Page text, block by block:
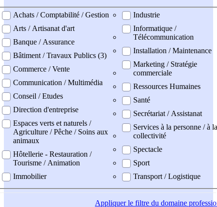
professionel
Achats / Comptabilité / Gestion
Arts / Artisanat d'art
Banque / Assurance
Bâtiment / Travaux Publics (3)
Commerce / Vente
Communication / Multimédia
Conseil / Etudes
Direction d'entreprise
Espaces verts et naturels /
Agriculture / Pêche / Soins aux
animaux
Hôtellerie - Restauration /
Tourisme / Animation
Immobilier
Industrie
Informatique /
Télécommunication
Installation / Maintenance
Marketing / Stratégie
commerciale
Ressources Humaines
Santé
Secrétariat / Assistanat
Services à la personne / à la
collectivité
Spectacle
Sport
Transport / Logistique
Appliquerle filtre du domaine